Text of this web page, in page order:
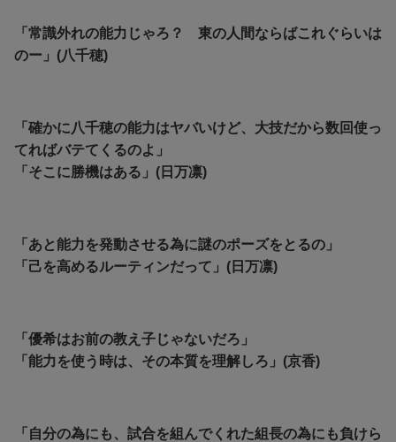
「常識外れの能力じゃろ？ 東の人間ならばこれぐらいは
のー」(八千穂)
「確かに八千穂の能力はヤバいけど、大技だから数回使っ
てればバテてくるのよ」
「そこに勝機はある」(日万凛)
「あと能力を発動させる為に謎のポーズをとるの」
「己を高めるルーティンだって」(日万凛)
「優希はお前の教え子じゃないだろ」
「能力を使う時は、その本質を理解しろ」(京香)
「自分の為にも、試合を組んでくれた組長の為にも負けら